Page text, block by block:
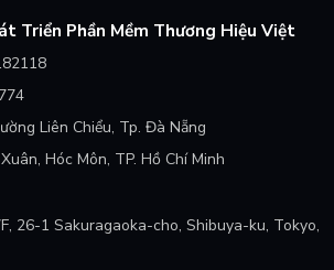
Triển Phần Mềm Thương Hiệu Việt
Liên Chiểu, Tp. Đà Nẵng
Hóc Môn, TP. Hồ Chí Minh
26-1 Sakuragaoka-cho, Shibuya-ku, Tokyo,